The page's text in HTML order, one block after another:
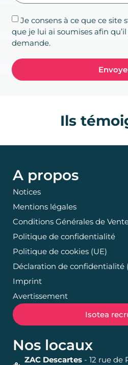
Je consens à ce que ce site
que je lui ai soumises afin
demande.
Ils
A propos
Notices
Mentions légales
Conditions Générales de
Politique de confidentialité
Politique de cookies (UE)
Déclaration de confidentialité
Imprint
Avertissement
Isotea
Nos locaux
ZAC Descartes- 12 rue de